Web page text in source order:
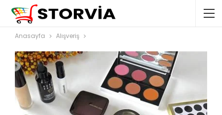
Anasayfa Alışveriş